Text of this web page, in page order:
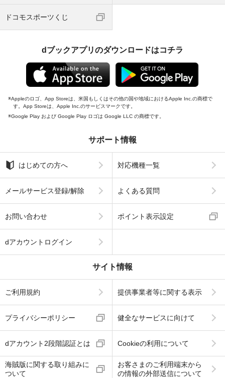
ドコモスポーツくじ
dブックアプリのダウンロードはコチラ
Appleのロゴ、App Storeは、米国もしくはその他の国や地域におけるApple Inc.の商標で
す。App Storeは、Apple Inc.のサービスマークです。
Google Play および Google Play ロゴは Google LLC の商標です。
サポート情報
はじめての方へ 対応機種一覧
メールサービス登録/解除 よくある質問
お問い合わせ ポイント表示設定
dアカウントログイン
サイト情報
ご利用規約 提供事業者等に関する表示
プライバシーポリシー 健全なサービスに向けて
dアカウント2段階認証とは Cookieの利用について
海賊版に関する取り組みに
ついて
お客さまのご利用端末から
の情報の外部送信について